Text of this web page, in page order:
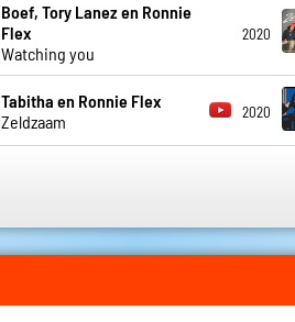
Boef, Tory Lanez en Ronnie
Flex
Watching you
2020
Tabitha en Ronnie Flex
Zeldzaam
2020